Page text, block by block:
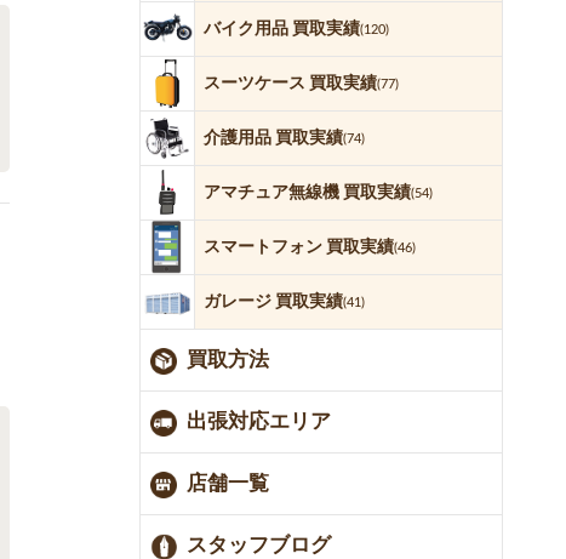
バイク用品 買取実績(120)
スーツケース 買取実績(77)
介護用品 買取実績(74)
アマチュア無線機 買取実績(54)
スマートフォン 買取実績(46)
ガレージ 買取実績(41)
買取方法
出張対応エリア
店舗一覧
スタッフブログ